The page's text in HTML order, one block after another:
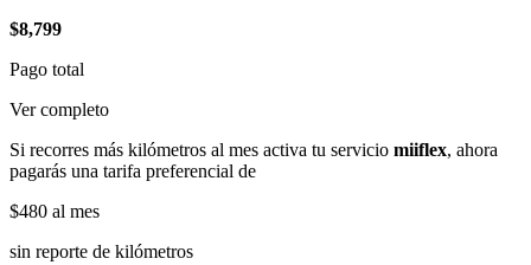
$8,799
Pago total
Ver completo
Si recorres más kilómetros al mes activa tu servicio miiflex, ahora
pagarás una tarifa preferencial de
$480 al mes
sin reporte de kilómetros